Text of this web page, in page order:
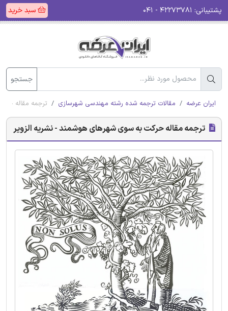
پشتیبانی: سبد خرید
جستجو
ایران عرضه مقالات ترجمه شده رشته مهندسی شهرسازی ترجمه مقاله
ترجمه مقاله حرکت به سوی شهرهای هوشمند - نشریه الزویر